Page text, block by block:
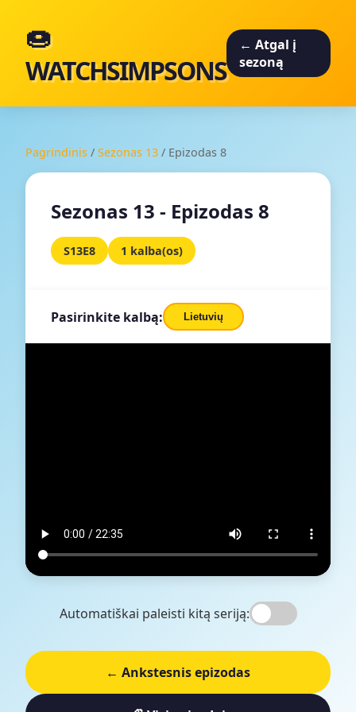
🍩
WATCHSIMPSONS
← Atgal į
sezoną
Pagrindinis / Sezonas 13 / Epizodas 8
Sezonas 13 - Epizodas 8
S13E8 1 kalba(os)
Pasirinkite kalbą: Lietuvių
Automatiškai paleisti kitą seriją:
← Ankstesnis epizodas